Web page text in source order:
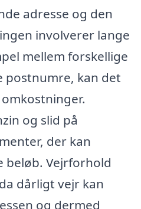
adresse og den
involverer lange
mellem forskellige
postnumre, kan det
og slid på
der kan
beløb. Vejrforhold
dårligt vejr kan
og dermed